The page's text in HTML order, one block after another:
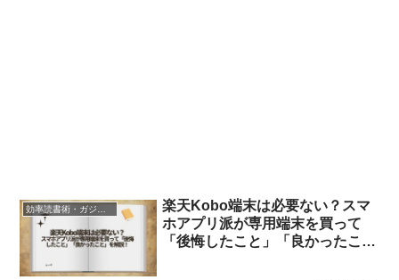
効率読書術・ガジェット・ツールを学ぶ
楽天Kobo端末は必要ない？スマ
ホアプリ派が専用端末を買って
「後悔したこと」「良かったこ